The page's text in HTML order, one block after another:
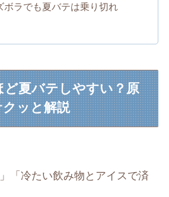
ボラでも夏バテは乗り切れ
ど夏バテしやすい？原
クッと解説
「冷たい飲み物とアイスで済